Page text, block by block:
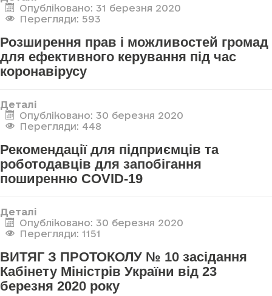
Опубліковано: 31 березня 2020
Перегляди: 593
Розширення прав і можливостей громад
для ефективного керування під час
коронавірусу
Деталі
Опубліковано: 30 березня 2020
Перегляди: 448
Рекомендації для підприємців та
роботодавців для запобігання
поширенню COVID-19
Деталі
Опубліковано: 30 березня 2020
Перегляди: 1151
ВИТЯГ З ПРОТОКОЛУ № 10 засідання
Кабінету Міністрів України від 23
березня 2020 року